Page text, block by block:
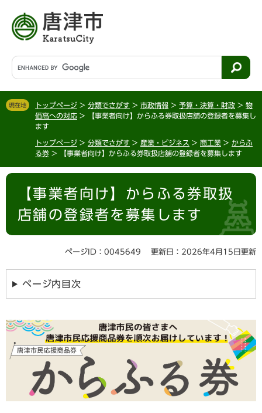
す
。
し
て
G
o
g
l
ム
現在地 トップページ > 分類でさがす > 市政情報 > 予算・決算・財政 > 物
価高への対応 >
【事業者向け】からふる券取扱店舗の登録者を募集し
ます
トップページ > 分類でさがす > 産業・ビジネス > 商工業 > からふ
る券 > 【事業者向け】からふる券取扱店舗の登録者を募集します
本
【事業者向け】からふる券取扱
店舗の登録者を募集します
ページID：0045649 更新日：2026年4月15日更新
ページ内目次